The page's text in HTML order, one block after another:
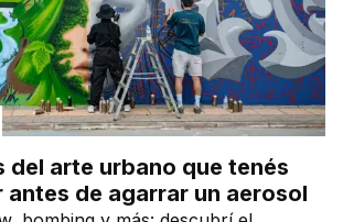
del arte urbano que tenés
antes de agarrar un aerosol